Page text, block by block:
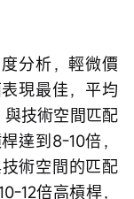
分析，輕微價
現最佳，平均
技術空間匹配
達到8-10倍，
術空間的匹配
12倍高槓桿，